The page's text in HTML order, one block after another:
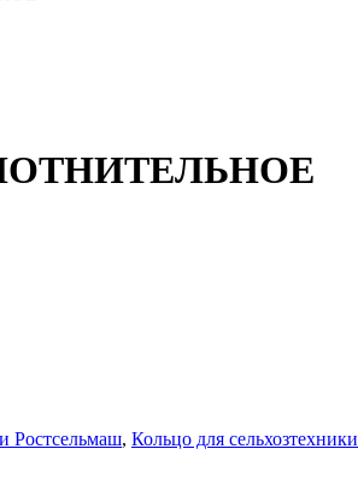
Ростсельмаш, Кольцо для сельхозтехники